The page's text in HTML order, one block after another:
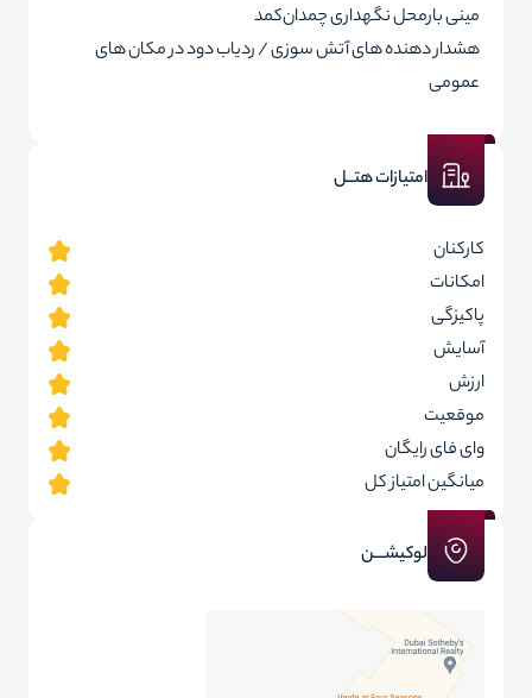
مینی بارمحل نگهداری چمدانکمد
هشدار دهنده های آتش سوزی / ردیاب دود در مکان های
عمومی
امتیازات هتــل
کارکنان
امکانات
پاکیزگی
آسایش
ارزش
موقعیت
وای فای رایگان
میانگین امتیاز کل
لوکیشـــن